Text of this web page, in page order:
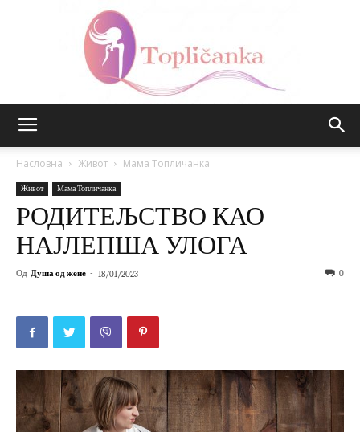
Насловна Живот Мама Топличанка
Живот Мама Топличанка
РОДИТЕЉСТВО КАО
НАЈЛЕПША УЛОГА
Од Душа од жене - 18/01/2023 0